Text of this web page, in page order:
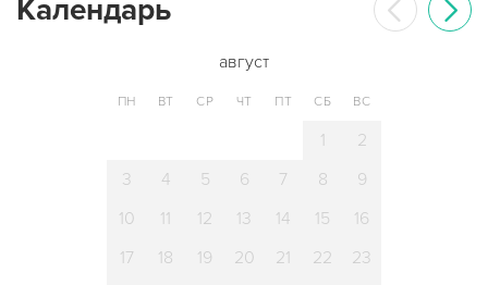
Календарь
август
ПН ВТ СР ЧТ ПТ СБ ВС
1
2
3
4 5 6 7 8
9
10
11 12 13 14 15
16
17
18 19 20 21 22
23